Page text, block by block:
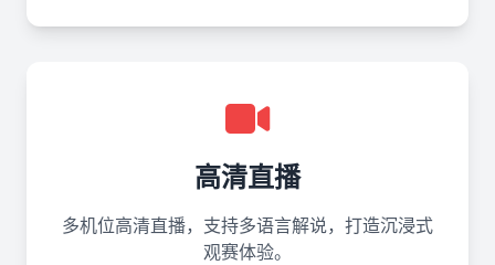
高清直播
多机位高清直播，支持多语言解说，打造沉浸式
观赛体验。